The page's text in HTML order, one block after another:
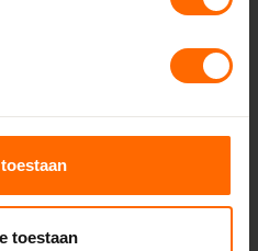
toestaan
wat zorgt voor scherpe
en vanaf vijf